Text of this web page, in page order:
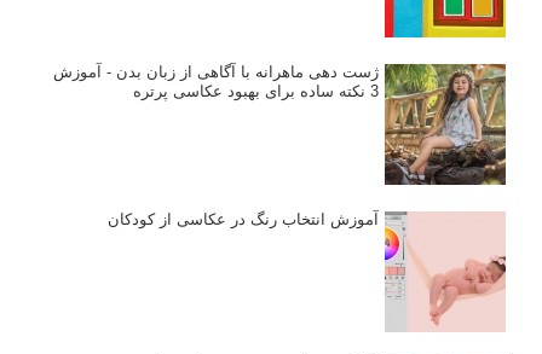
ژست دهی ماهرانه با آگاهی از زبان بدن - آموزش
3 نکته ساده برای بهبود عکاسی پرتره
آموزش انتخاب رنگ در عکاسی از کودکان